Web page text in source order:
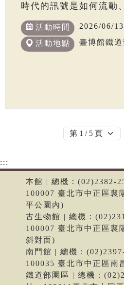
時代的訊號是如何流動
活動時間 2026/06/13
活動地點 臺博館鐵
:::
本館 | 總機：(02)2382-
100007 臺北市中正區襄
平公園內)
古生物館 | 總機：
100007 臺北市中正區襄
斜對面)
南門館 | 總機：
100035 臺北市中正區南
鐵道部園區 | 總機：